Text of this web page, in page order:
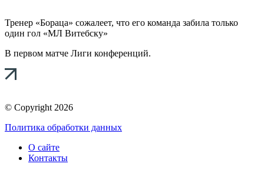
Тренер «Бораца» сожалеет, что его команда забила только
один гол «МЛ Витебску»
В первом матче Лиги конференций.
© Copyright 2026
Политика обработки данных
О сайте
Контакты